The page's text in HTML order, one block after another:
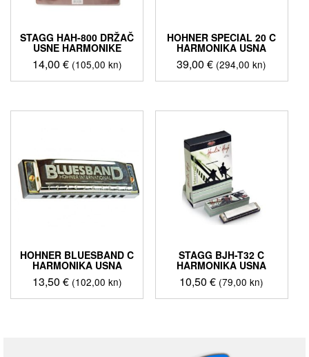
STAGG HAH-800 DRŽAČ
USNE HARMONIKE
14,00 € (105,00 kn)
HOHNER SPECIAL 20 C
HARMONIKA USNA
39,00€ (294,00 kn)
HOHNER BLUESBAND C
HARMONIKA USNA
13,50 € (102,00 kn)
STAGG BJH-T32 C
HARMONIKA USNA
10,50€ (79,00 kn)